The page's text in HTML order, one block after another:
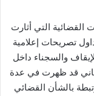
التي أثارت
تصريحات إعلامية
والسجناء داخل
قد ظهرت في عدة
بالشأن القضائي